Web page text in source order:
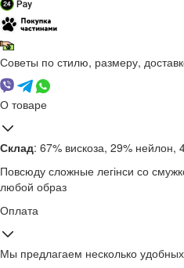
Советы по стилю, размеру,
О товаре
Склад: 67% вискоза, 29% нейлон,
Повсюду сложные легінси со
любой образ
Оплата
Мы предлагаем несколько